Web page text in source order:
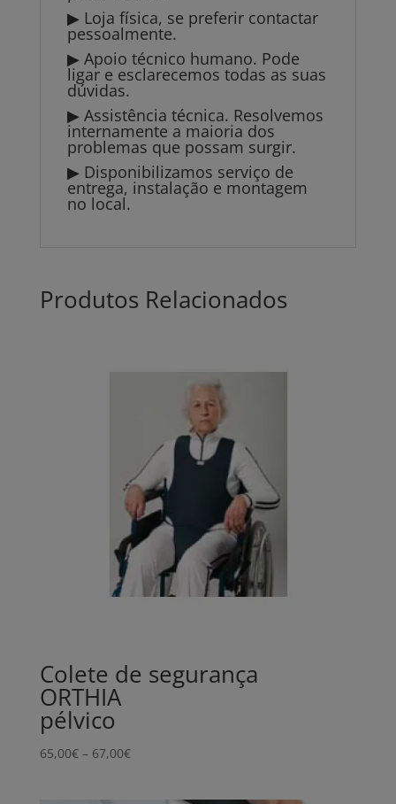
▶ Loja física, se preferir contactar
pessoalmente.
▶ Apoio técnico humano. Pode
ligar e esclarecemos todas as suas
dúvidas.
▶ Assistência técnica. Resolvemos
internamente a maioria dos
problemas que possam surgir.
▶ Disponibilizamos serviço de
entrega, instalação e montagem
no local.
Produtos Relacionados
Colete de segurança
ORTHIA
pélvico
65,00€ – 67,00€Price